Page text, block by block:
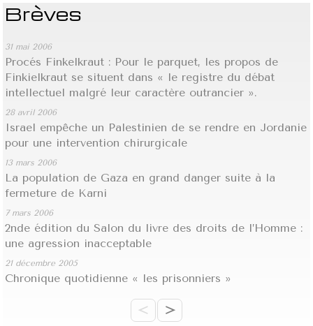
Brèves
31 mai 2006
Procés Finkelkraut : Pour le parquet, les propos de
Finkielkraut se situent dans « le registre du débat
intellectuel malgré leur caractère outrancier ».
28 avril 2006
Israel empêche un Palestinien de se rendre en Jordanie
pour une intervention chirurgicale
13 mars 2006
La population de Gaza en grand danger suite à la
fermeture de Karni
7 mars 2006
2nde édition du Salon du livre des droits de l’Homme :
une agression inacceptable
21 décembre 2005
Chronique quotidienne « les prisonniers »
< >